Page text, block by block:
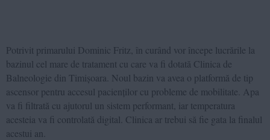
Potrivit primarului Dominic Fritz, în curând vor începe lucrările la
bazinul cel mare de tratament cu care va fi dotată Clinica de
Balneologie din Timișoara. Noul bazin va avea o platformă de tip
ascensor pentru accesul pacienților cu probleme de mobilitate. Apa
va fi filtrată cu ajutorul un sistem performant, iar temperatura
acesteia va fi controlată digital. Clinica ar trebui să fie gata la finalul
acestui an.